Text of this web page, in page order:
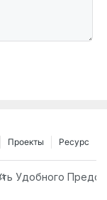
Ресурс
Проекты
Удобного